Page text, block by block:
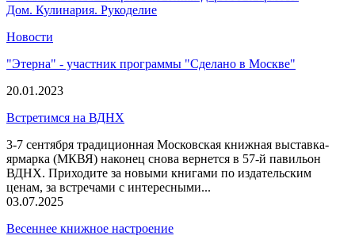
Дом. Кулинария. Рукоделие
Новости
"Этерна" - участник программы "Сделано в Москве"
20.01.2023
Встретимся на ВДНХ
3-7 сентября традиционная Московская книжная выставка-
ярмарка (МКВЯ) наконец снова вернется в 57-й павильон
ВДНХ. Приходите за новыми книгами по издательским
ценам, за встречами с интересными...
03.07.2025
Весеннее книжное настроение